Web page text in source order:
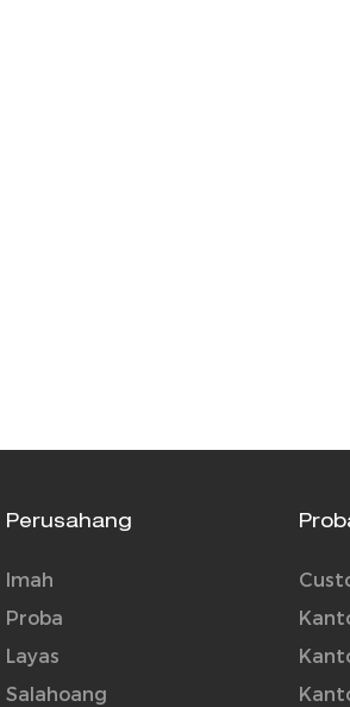
Perusahang
Imah
Proba
Layas
Salahoang